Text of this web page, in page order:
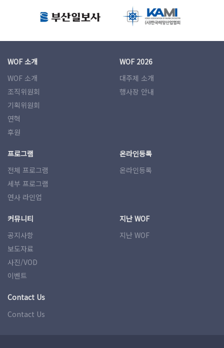
WOF 소개
WOF 소개
조직위원회
기획위원회
연혁
후원
WOF 2026
대주제 소개
행사장 안내
프로그램
전체 프로그램
세부 프로그램
연사 라인업
온라인등록
온라인등록
커뮤니티
공지사항
보도자료
사진/VOD
이벤트
지난 WOF
지난 WOF
Contact Us
Contact Us